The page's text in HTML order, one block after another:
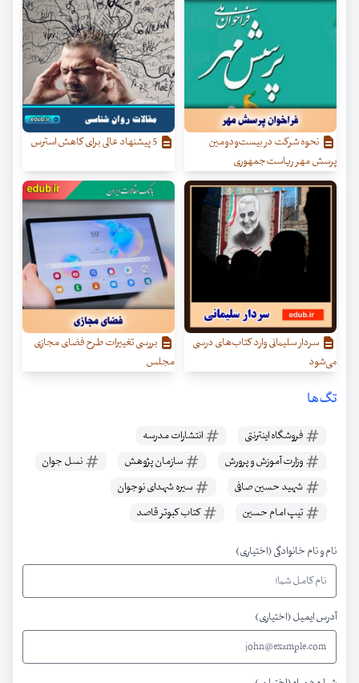
نحوه شرکت در بیست‌ودومین
پرسش مهر ریاست‌جمهوری
سردار سلیمانی وارد کتاب‌های درسی
می‌شود
بررسی تغییرات طرح فضای مجازی
مجلس
تگ‌ها
فروشگاه اینترنتی
انتشارات مدرسه
وزارت آموزش و پرورش
سازمان پژوهش
نسل جوان
شهید حسین صافی
سیره شهدای نوجوان
تیپ امام حسین
کتاب کبوتر قاصد
نام و نام خانوادگی (اختیاری)
آدرس ایمیل (اختیاری)